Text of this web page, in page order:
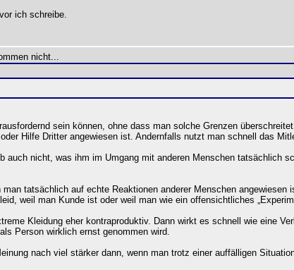
ich schreibe.
nicht...
sein können, ohne dass man solche Grenzen
Hilfe Dritter angewiesen ist. Andernfalls nutzt man schnell das
auch nicht, was ihm im Umgang mit anderen Menschen tatsächlich
tatsächlich auf echte Reaktionen anderer Menschen
weil man Kunde ist oder weil man wie ein offensichtliches
Kleidung eher kontraproduktiv. Dann wirkt es schnell wie eine
Person wirklich ernst genommen wird.
nach viel stärker dann, wenn man trotz einer auffälligen